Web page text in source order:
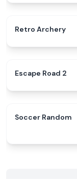
Retro Archery
Escape Road 2
Soccer Random